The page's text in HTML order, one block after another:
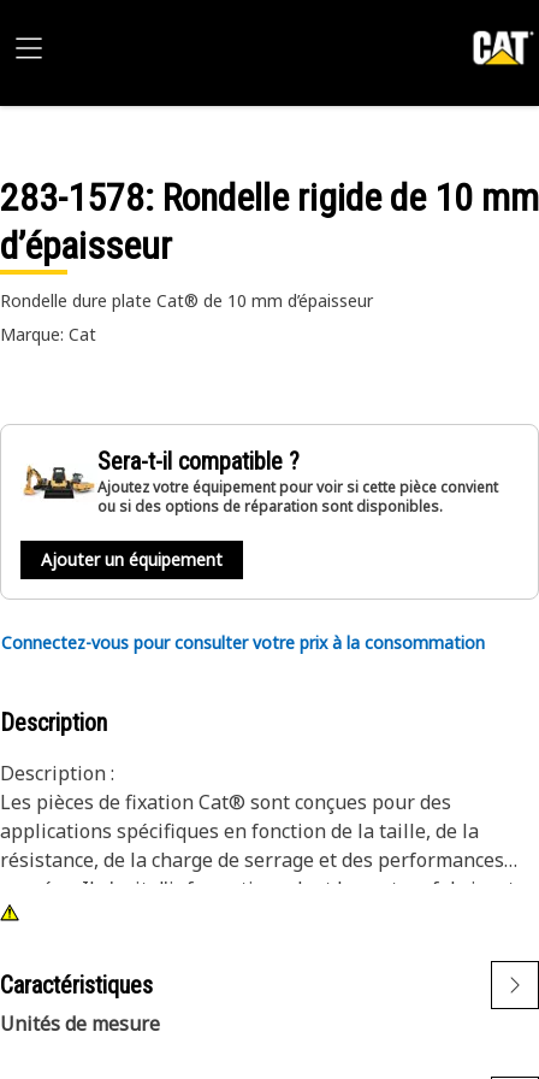
283-1578: Rondelle rigide de 10 mm
d’épaisseur
Rondelle dure plate Cat® de 10 mm d’épaisseur
Marque: Cat
Sera-t-il compatible ?
Ajoutez votre équipement pour voir si cette pièce convient
ou si des options de réparation sont disponibles.
Ajouter un équipement
Connectez-vous pour consulter votre prix à la consommation
Description
Description :
Les pièces de fixation Cat® sont conçues pour des
applications spécifiques en fonction de la taille, de la
résistance, de la charge de serrage et des performances
passées. Il s'agit d'informations dont les autres fabricants
ne disposent pas. Elles sont sélectionnées pour durer
Bien qu'il puisse sembler que des pièces et des fixations
non Cat soient adaptées à votre machine, aucune autre
entreprise ne connaît votre équipement aussi bien que
Caractéristiques
Unités de mesure